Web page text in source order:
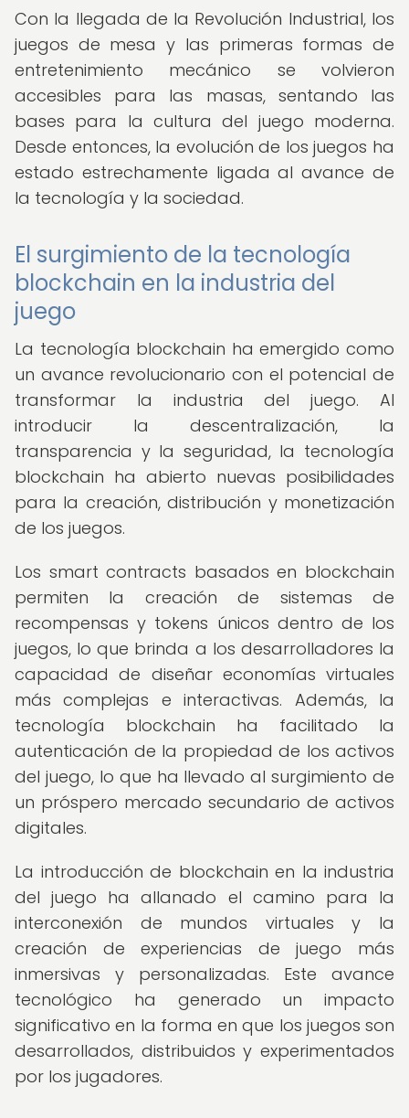
Con la llegada de la Revolución Industrial, los
juegos de mesa y las primeras formas de
entretenimiento mecánico se volvieron
accesibles para las masas, sentando las
bases para la cultura del juego moderna.
Desde entonces, la evolución de los juegos ha
estado estrechamente ligada al avance de
la tecnología y la sociedad.
El surgimiento de la tecnología
blockchain en la industria del
juego
La tecnología blockchain ha emergido como
un avance revolucionario con el potencial de
transformar la industria del juego. Al
introducir la descentralización, la
transparencia y la seguridad, la tecnología
blockchain ha abierto nuevas posibilidades
para la creación, distribución y monetización
de los juegos.
Los smart contracts basados en blockchain
permiten la creación de sistemas de
recompensas y tokens únicos dentro de los
juegos, lo que brinda a los desarrolladores la
capacidad de diseñar economías virtuales
más complejas e interactivas. Además, la
tecnología blockchain ha facilitado la
autenticación de la propiedad de los activos
del juego, lo que ha llevado al surgimiento de
un próspero mercado secundario de activos
digitales.
La introducción de blockchain en la industria
del juego ha allanado el camino para la
interconexión de mundos virtuales y la
creación de experiencias de juego más
inmersivas y personalizadas. Este avance
tecnológico ha generado un impacto
significativo en la forma en que los juegos son
desarrollados, distribuidos y experimentados
por los jugadores.